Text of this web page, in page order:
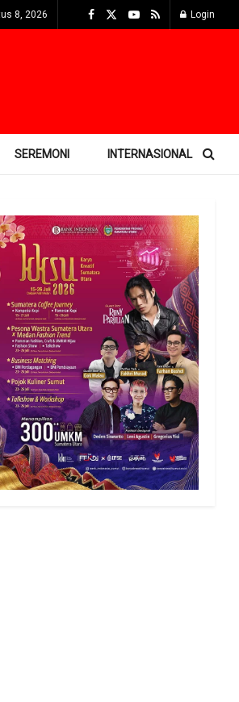
8, 2026 Login
SEREMONI INTERNASIONAL